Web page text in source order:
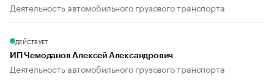
Деятельность автомобильного грузового транспорта
ДЕЙСТВУЕТ
ИП Чемоданов Алексей Александрович
Деятельность автомобильного грузового транспорта